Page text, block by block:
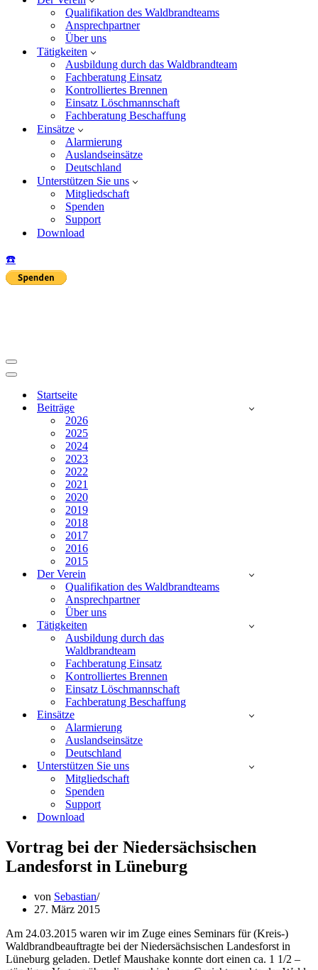
Qualifikation des Waldbrandteams
Ansprechpartner
Über uns
Tätigkeiten
Ausbildung durch das Waldbrandteam
Fachberatung Einsatz
Kontrolliertes Brennen
Einsatz Löschmannschaft
Fachberatung Beschaffung
Einsätze
Alarmierung
Auslandseinsätze
Deutschland
Unterstützen Sie uns
Mitgliedschaft
Spenden
Support
Download
☎️
Navigationsmenü
Navigationsmenü
Startseite
Beiträge
2026
2025
2024
2023
2022
2021
2020
2019
2018
2017
2016
2015
Der Verein
Qualifikation des Waldbrandteams
Ansprechpartner
Über uns
Tätigkeiten
Ausbildung durch das
Waldbrandteam
Fachberatung Einsatz
Kontrolliertes Brennen
Einsatz Löschmannschaft
Fachberatung Beschaffung
Einsätze
Alarmierung
Auslandseinsätze
Deutschland
Unterstützen Sie uns
Mitgliedschaft
Spenden
Support
Download
Vortrag bei der Niedersächsischen
Landesforst in Lüneburg
von Sebastian
27. März 2015
Am 24.03.2015 waren wir im Zuge eines Seminars für (Kreis-)
Waldbrandbeauftragte bei der Niedersächsischen Landesforst in
Lüneburg geladen. Detlef Maushake konnte dort einen ca. 1 1/2 –